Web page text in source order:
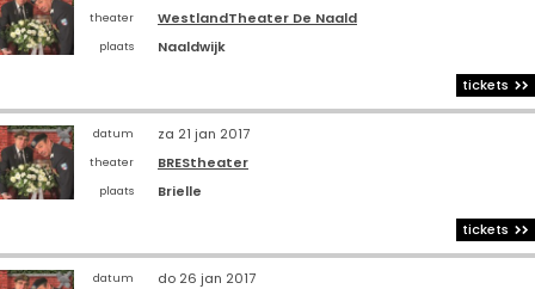
theater WestlandTheater De Naald
plaats
Naaldwijk
tickets
datum za 21 jan 2017
theater BREStheater
plaats
Brielle
tickets
datum do 26 jan 2017